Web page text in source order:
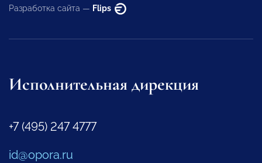
Разработка сайта — Flips
Исполнительная дирекция
+7 (495) 247 4777
id@opora.ru